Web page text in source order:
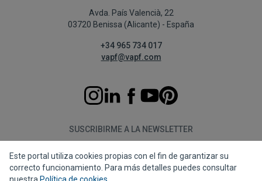
Avda. País Valencià, 22
03720 Benissa (Alicante) - España
+34 965 734 017
vapf@vapf.com
SUSCRIBIRME A LA NEWSLETTER
Suscribirme
Este portal utiliza cookies propias con el fin de garantizar su
correcto funcionamiento. Para más detalles puedes consultar